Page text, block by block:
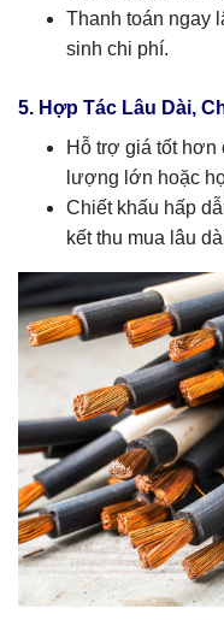
Thanh toán ngay
sinh chi phí.
5. Hợp Tác Lâu Dài,
Hỗ trợ giá tốt hơn
lượng lớn hoặc
Chiết khấu hấp
kết thu mua lâu